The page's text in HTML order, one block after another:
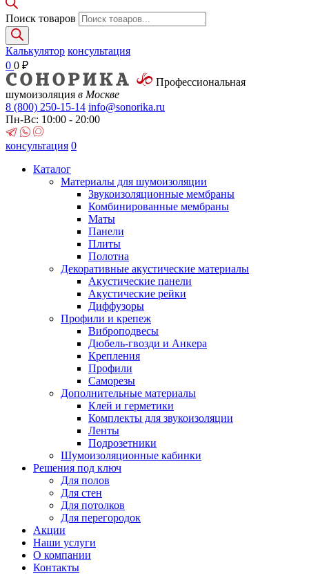
Поиск товаров
Калькулятор консультация
0 0 ₽
Профессиональная
шумоизоляция в Москве
8 (800) 250-15-14 info@sonorika.ru
Пн-Вс: 10:00 - 20:00
консультация 0
Каталог
Материалы для шумоизоляции
Звукоизоляционные мембраны
Комбинированные мембраны
Маты
Панели
Плиты
Полотна
Декоративные акустические материалы
Акустические панели
Акустические рейки
Диффузоры
Профили и крепеж
Виброподвесы
Дюбель-гвозди и Анкера
Крепления
Профили
Саморезы
Дополнительные материалы
Клей и герметики
Комплекты для звукоизоляции
Ленты
Подрозетники
Шумоизоляционные кабинки
Решения под ключ
Для полов
Для стен
Для потолков
Для перегородок
Акции
Наши услуги
О компании
Контакты